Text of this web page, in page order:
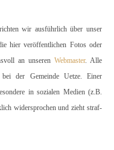
wir ausführlich über unser
hier veröffentlichen Fotos oder
an unserenWebmaster. Alle
der Gemeinde Uetze. Einer
in sozialen Medien (z.B.
widersprochen und zieht straf-